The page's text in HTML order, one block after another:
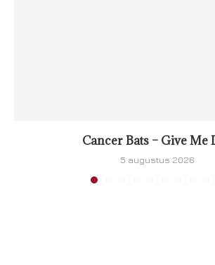
Cancer Bats – Give Me
5 augustus 2026